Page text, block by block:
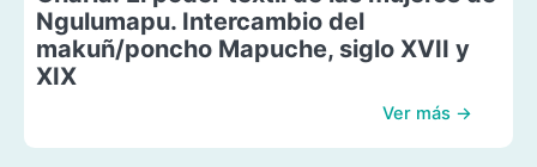
Ngulumapu. Intercambio del
makuñ/poncho Mapuche, siglo XVII y
XIX
Ver más →